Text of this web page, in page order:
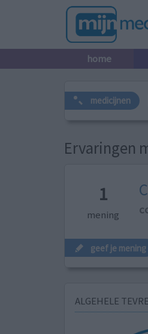
home
medicijnen
Ervaringen
1
mening
geef je mening
ALGEHELE